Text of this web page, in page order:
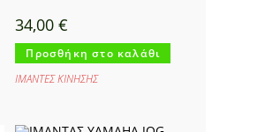
34,00€
Προσθήκη στο καλάθι
ΙΜΑΝΤΕΣ ΚΙΝΗΣΗΣ